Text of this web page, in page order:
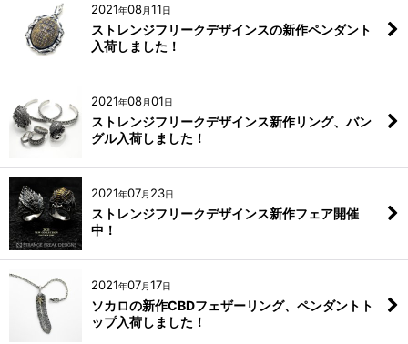
2021年08月11日
ストレンジフリークデザインスの新作ペンダント
入荷しました！
2021年08月01日
ストレンジフリークデザインス新作リング、バン
グル入荷しました！
2021年07月 23日
ストレンジフリークデザインス新作フェア開催
中！
2021年07月17日
ソカロの新作CBDフェザーリング、ペンダントト
ップ入荷しました！